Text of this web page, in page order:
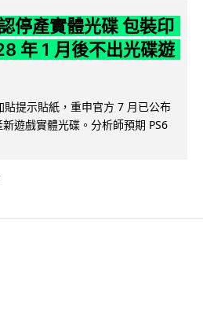
停產實體光碟 包裝印
年 1 月後不出光碟遊
貼提示貼紙，重申官方 7 月已公布
遊戲實體光碟。分析師預期 PS6